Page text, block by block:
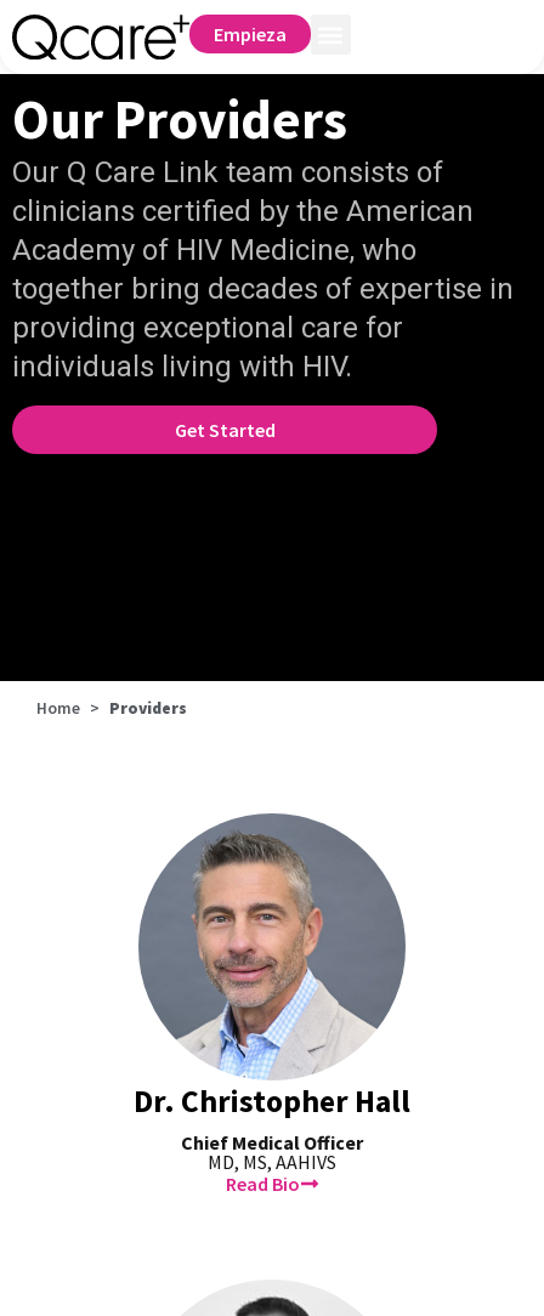
Empieza
Our Providers
Our Q Care Link team consists of
clinicians certified by the American
Academy of HIV Medicine, who
together bring decades of expertise in
providing exceptional care for
individuals living with HIV.
Get Started
Home > Providers
Dr. Christopher Hall
Chief Medical Officer
MD, MS, AAHIVS
Read Bio